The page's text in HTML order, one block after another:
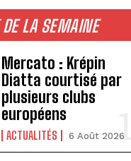
DE LA SEMAINE
Mercato : Krépin
Diatta courtisé par
plusieurs clubs
européens
ACTUALITÉS 6 Août 2026